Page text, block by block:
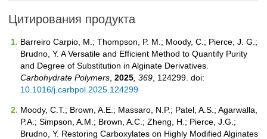
Цитирования продукта
Barreiro Carpio, M.; Thompson, P. M.; Moody, C.; Pierce, J. G.;
Brudno, Y. A Versatile and Efficient Method to Quantify Purity
and Degree of Substitution in Alginate Derivatives.
Carbohydrate Polymers 2025 , 369 , 124299. doi:
10.1016/j.carbpol.2025.124299
Moody, C.T.; Brown, A.E.; Massaro, N.P.; Patel, A.S.; Agarwalla,
P.A.; Simpson, A.M.; Brown, A.C.; Zheng, H.; Pierce, J.G.;
Brudno, Y. Restoring Carboxylates on Highly Modified Alginates